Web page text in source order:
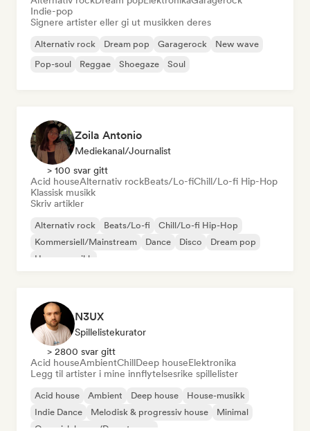
Indie-pop
Signere artister eller gi ut musikken deres
Alternativ rock Dream pop Garagerock
New wave
Pop-soul
Reggae Shoegaze Soul
Zoila Antonio
Mediekanal/journalist
> 100 svar gitt
Acid houseAlternativ rockBeats/Lo-fiChill/Lo-fi Hip-Hop
Klassisk musikk
Skriv artikler
Alternativ rock Beats/Lo-fi
Chill/Lo-fi Hip-Hop
Kommersiell/Mainstream
Dance Disco
Dream pop
House-musikk
N3UX
Spillelistekurator
> 2800 svar gitt
Acid houseAmbientChillDeep houseElektronika
Legg til artister i mine innflytelsesrike spillelister
Acid house Ambient Deep house
House-musikk
Indie Dance
Melodisk & progressiv house
Minimal
Organisk house/Downtempo